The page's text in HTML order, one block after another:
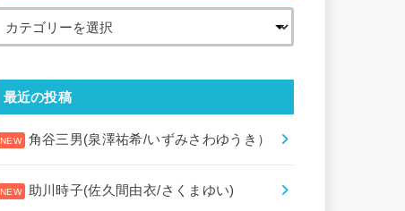
最近の投稿
角谷三男(泉澤祐希/いずみさわゆうき）
助川時子(佐久間由衣/さくまゆい)